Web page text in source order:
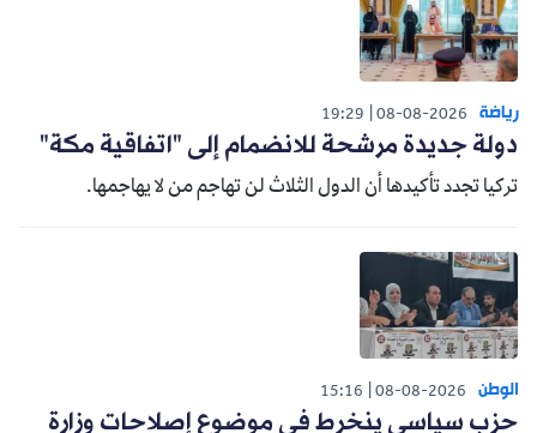
رياضة 08-08-2026
19:29
دولة جديدة مرشحة للانضمام إلى "اتفاقية مكة"
تركيا تجدد تأكيدها أن الدول الثلاث لن تهاجم من لا يهاجمها.
الوطن 08-08-2026
15:16
حزب سياسي ينخرط في موضوع إصلاحات وزارة